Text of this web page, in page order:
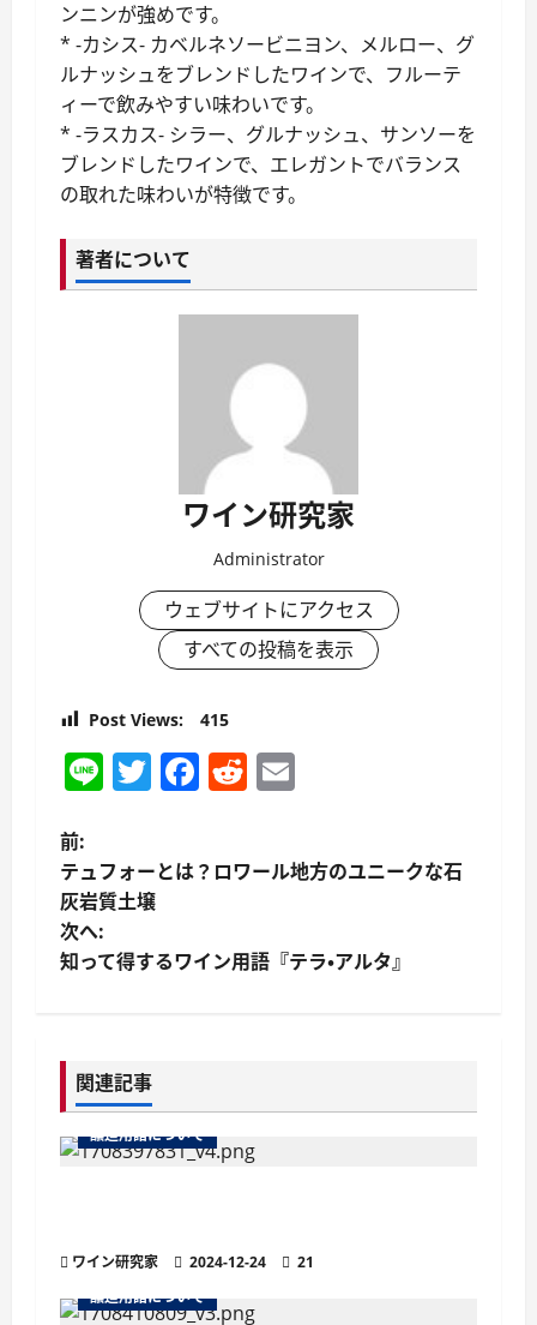
ンニンが強めです。
* -カシス- カベルネソービニヨン、メルロー、グ
ルナッシュをブレンドしたワインで、フルーテ
ィーで飲みやすい味わいです。
* -ラスカス- シラー、グルナッシュ、サンソーを
ブレンドしたワインで、エレガントでバランス
の取れた味わいが特徴です。
著者について
ワイン研究家
Administrator
ウェブサイトにアクセス
すべての投稿を表示
Post Views: 415
LineTwitter
Facebook
Reddit
投
稿
ナ
ゲ
ー
シ
ン
前:
テュフォーとは？ロワール地方のユニークな石
灰岩質土壌
次へ:
知って得するワイン用語『テラ・アルタ』
関連記事
醸造用語について
ワイン研究家 2024-12-24
21
醸造用語について